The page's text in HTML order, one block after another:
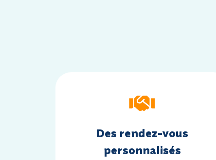
Des rendez-vous
personnalisés